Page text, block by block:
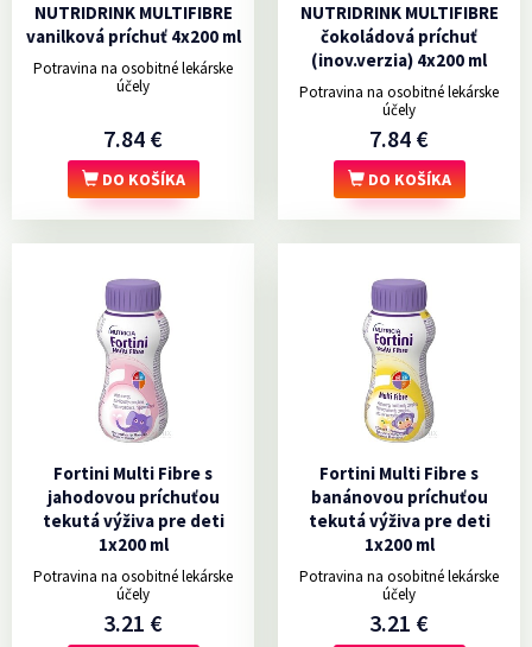
NUTRIDRINK MULTIFIBRE
vanilková príchuť 4x200 ml
Potravina na osobitné lekárske
účely
7.84 €
DO KOŠÍKA
NUTRIDRINK MULTIFIBRE
čokoládová príchuť
(inov.verzia) 4x200 ml
Potravina na osobitné lekárske
účely
7.84 €
DO KOŠÍKA
Fortini Multi Fibre s
jahodovou príchuťou
tekutá výživa pre deti
1x200 ml
Potravina na osobitné lekárske
účely
3.21 €
Fortini Multi Fibre s
banánovou príchuťou
tekutá výživa pre deti
1x200 ml
Potravina na osobitné lekárske
účely
3.21 €